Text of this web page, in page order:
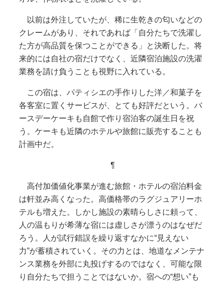
以前は外注していたが、稀に生乾きの匂いなどの
クレームがあり、それであれば「自分たちで洗濯し
た方が高品質を保つことができる」と決断した。将
来的には自社の宿だけでなく、近隣宿泊施設の洗濯
業務を請け負うことも視野に入れている。
この宿は、パティシエの手作りした洋／和菓子を
各客室に置くサービスが、とても好評だという。バ
ースデーケーキも自館で作り宿泊客の誕生日を祝
う。ケーキも近隣のホテルや旅館に販売することも
計画中だ。
¶
高付加価値化事業が進む旅館・ホテルの宿泊料金
は軒並み高くなった。高価格帯のラグジュアリーホ
テルも増えた。しかし施設の素晴らしさに頼って、
人の温もりが希薄な宿には虚しさが漂うのはなぜだ
ろう。人が試行錯誤を繰り返すなかに“見えない
力”が蓄積されていく。その力とは、地道なメンテナ
ンス業務を外部に丸投げするのではなく、可能な限
り自分たちで担うことではないか。宿への“想い”も